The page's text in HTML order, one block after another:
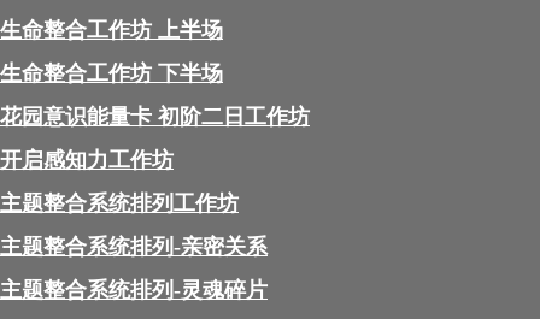
生命整合工作坊 上半场
生命整合工作坊 下半场
花园意识能量卡 初阶二日工作坊
开启感知力工作坊
主题整合系统排列工作坊
主题整合系统排列-亲密关系
主题整合系统排列-灵魂碎片